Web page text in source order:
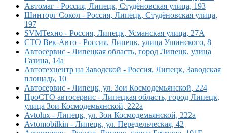
Автомаг - Россия, Липецк, Студёновская улица, 193
Шинторг Сокол - Россия, Липецк, Студёновская улица,
197
SVMТехно - Россия, Липецк, Усманская улица, 27А
СТО Век-Авто - Россия, Липецк, улица Ушинского, 8
Автосервис - Липецкая область, город Липецк, улица
Газина, 14а
Автотехцентр на Заводской - Россия, Липецк, Заводская
площадь, 10
Автосервис - Липецк, ул. Зои Космодемьянской, 224
ПроСТО автосервис - Липецкая область, город Липецк,
улица Зои Космодемьянской, 222а
Avtolux - Липецк, ул. Зои Космодемьянской, 222а
Avtomobilkin - Липецк, ул. Передельческая, 42